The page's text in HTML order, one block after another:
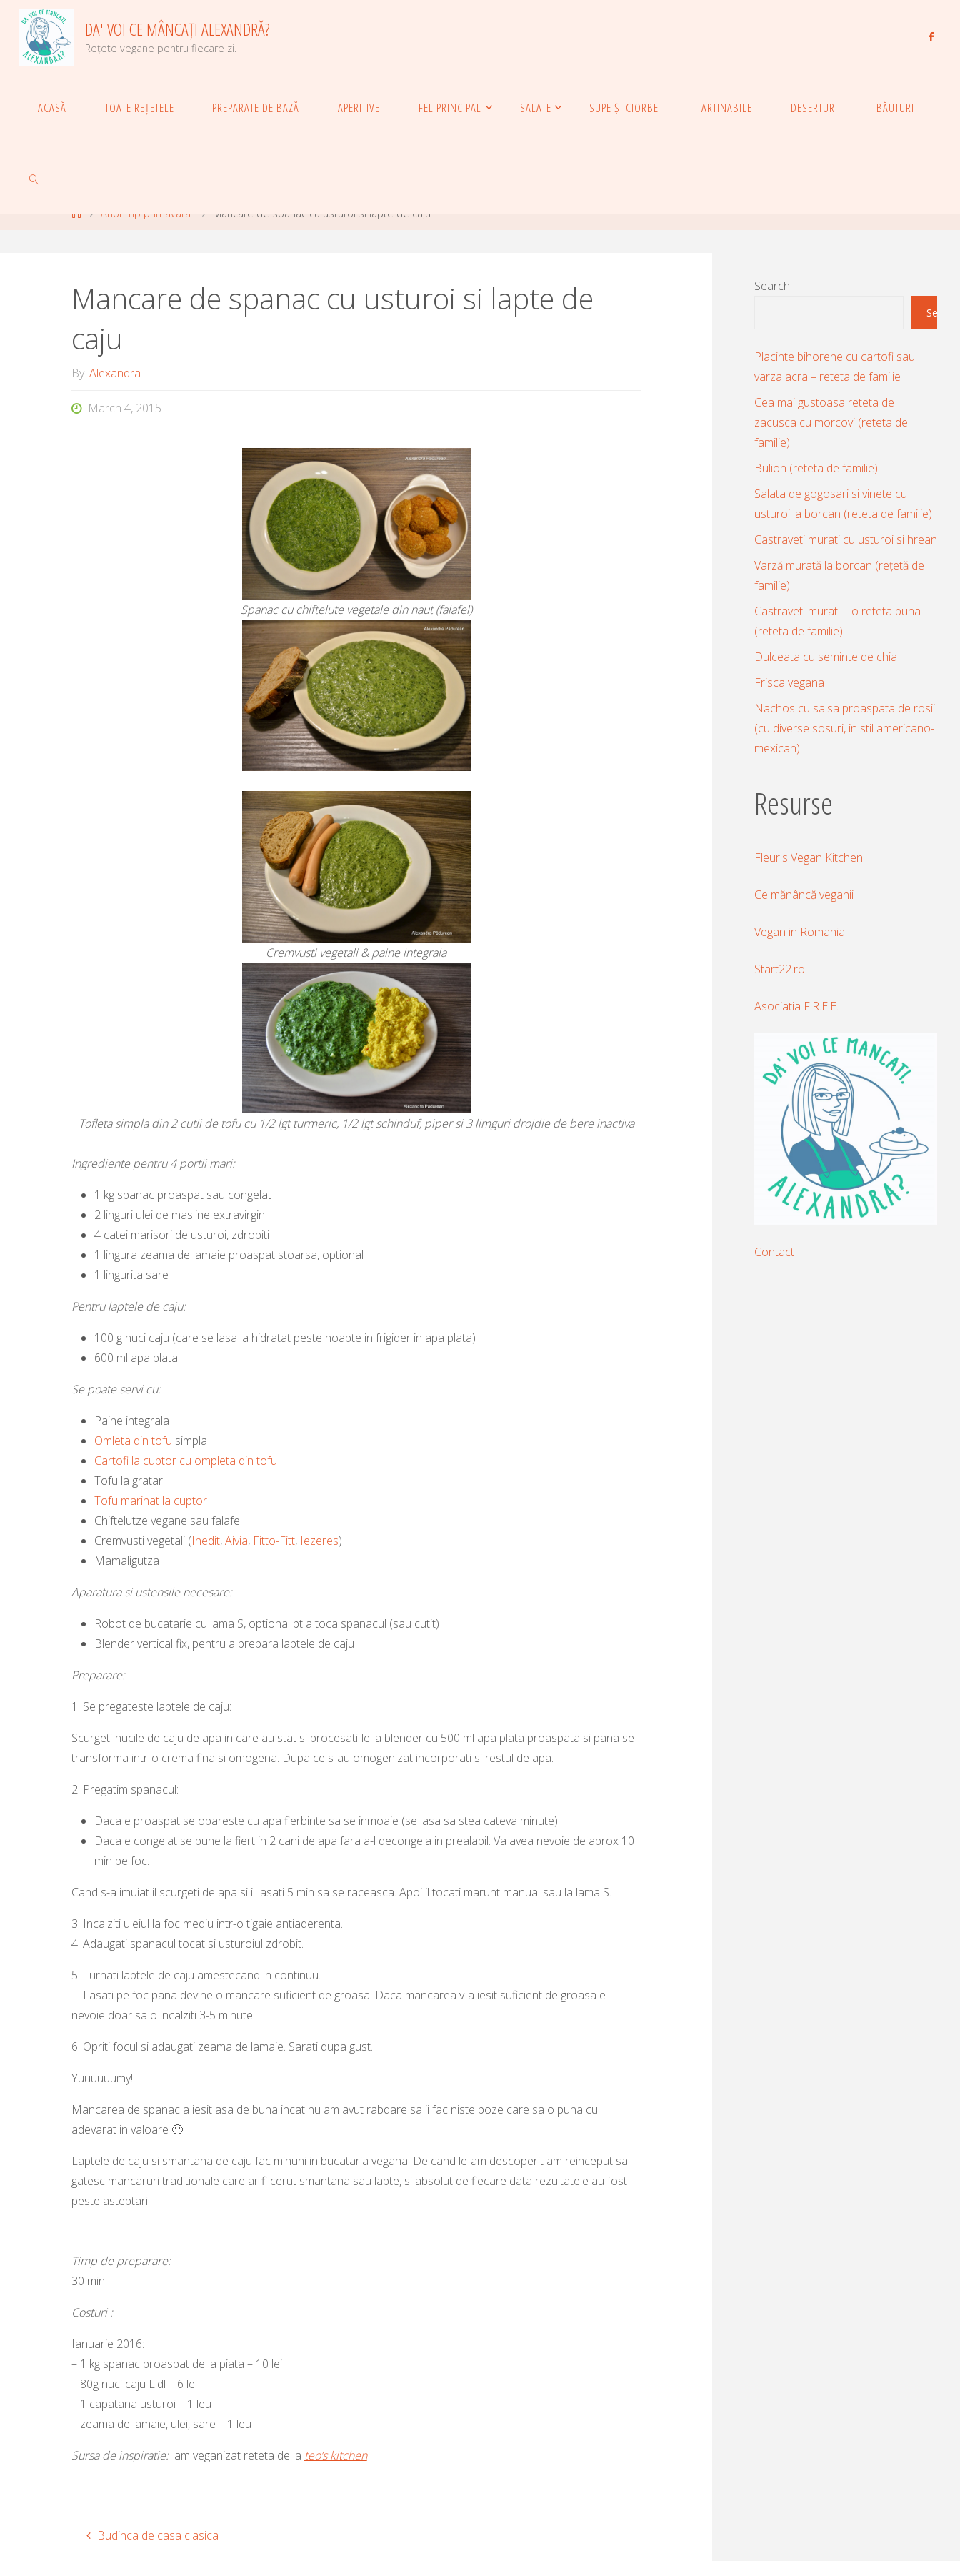
content
DA' VOI CE MÂNCAȚI ALEXANDRĂ?
Rețete vegane pentru fiecare zi.
ACASĂ TOATE REȚETELE PREPARATE DE BAZĂ APERITIVE FEL PRINCIPAL SALATE SUPE ȘI CIORBE TARTINABILE DESERTURI BĂUTURI
HomeAnotimp primavara Mancare de spanac cu usturoi si lapte de caju
Mancare de spanac cu usturoi si lapte de
caju
By Alexandra
March 4, 2015
Spanac cu chiftelute vegetale din naut (falafel)
Cremvusti vegetali & paine integrala
Tofleta simpla din 2 cutii de tofu cu 1/2 lgt turmeric, 1/2 lgt schinduf, piper si 3 limguri drojdie de bere inactiva
Ingrediente pentru 4 portii mari:
1 kg spanac proaspat sau congelat
2 linguri ulei de masline extravirgin
4 catei marisori de usturoi, zdrobiti
1 lingura zeama de lamaie proaspat stoarsa, optional
1 lingurita sare
Pentru laptele de caju:
100 g nuci caju (care se lasa la hidratat peste noapte in frigider in apa plata)
600 ml apa plata
Se poate servi cu:
Paine integrala
Omleta din tofu simpla
Cartofi la cuptor cu ompleta din tofu
Tofu la gratar
Tofu marinat la cuptor
Chiftelutze vegane sau falafel
Cremvusti vegetali (Inedit,Aivia, Fitto-Fitt, Iezeres)
Mamaligutza
Aparatura si ustensile necesare:
Robot de bucatarie cu lama S, optional pt a toca spanacul (sau cutit)
Blender vertical fix, pentru a prepara laptele de caju
Preparare:
1. Se pregateste laptele de caju:
Scurgeti nucile de caju de apa in care au stat si procesati-le la blender cu 500 ml apa plata proaspata si pana se
transforma intr-o crema fina si omogena. Dupa ce s-au omogenizat incorporati si restul de apa.
2. Pregatim spanacul:
Daca e proaspat se opareste cu apa fierbinte sa se inmoaie (se lasa sa stea cateva minute).
Daca e congelat se pune la fiert in 2 cani de apa fara a-l decongela in prealabil. Va avea nevoie de aprox 10
min pe foc.
Cand s-a imuiat il scurgeti de apa si il lasati 5 min sa se raceasca. Apoi il tocati marunt manual sau la lama S.
3. Incalziti uleiul la foc mediu intr-o tigaie antiaderenta.
4. Adaugati spanacul tocat si usturoiul zdrobit.
5. Turnati laptele de caju amestecand in continuu.
Lasati pe foc pana devine o mancare suficient de groasa. Daca mancarea v-a iesit suficient de groasa e
nevoie doar sa o incalziti 3-5 minute.
6. Opriti focul si adaugati zeama de lamaie. Sarati dupa gust.
Yuuuuuumy!
Mancarea de spanac a iesit asa de buna incat nu am avut rabdare sa ii fac niste poze care sa o puna cu
adevarat in valoare 🙂
Laptele de caju si smantana de caju fac minuni in bucataria vegana. De cand le-am descoperit am reinceput sa
gatesc mancaruri traditionale care ar fi cerut smantana sau lapte, si absolut de fiecare data rezultatele au fost
peste asteptari.
Timp de preparare:
30 min
Costuri :
Ianuarie 2016:
– 1 kg spanac proaspat de la piata – 10 lei
– 80g nuci caju Lidl – 6 lei
– 1 capatana usturoi – 1 leu
– zeama de lamaie, ulei, sare – 1 leu
Sursa de inspiratie: am veganizat reteta de la teo’s kitchen
Budinca de casa clasica
Search
Search
Placinte bihorene cu cartofi sau
varza acra – reteta de familie
Cea mai gustoasa reteta de
zacusca cu morcovi (reteta de
familie)
Bulion (reteta de familie)
Salata de gogosari si vinete cu
usturoi la borcan (reteta de familie)
Castraveti murati cu usturoi si hrean
Varză murată la borcan (rețetă de
familie)
Castraveti murati – o reteta buna
(reteta de familie)
Dulceata cu seminte de chia
Frisca vegana
Nachos cu salsa proaspata de rosii
(cu diverse sosuri, in stil americano-
mexican)
Resurse
Fleur's Vegan Kitchen
Ce mănâncă veganii
Vegan in Romania
Start22.ro
Asociatia F.R.E.E.
Contact